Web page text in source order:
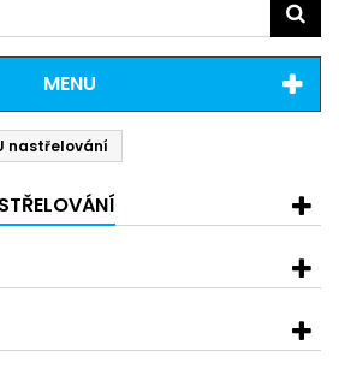
MENU
nastřelování